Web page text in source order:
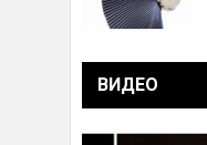
ВИДЕО